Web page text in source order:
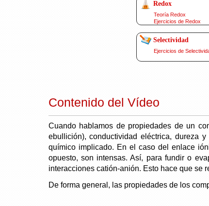
Redox
Teoría Redox
Ejercicios de Redox
Selectividad
Ejercicios de
Contenido del Vídeo
Cuando hablamos de propiedades de un
ebullición), conductividad eléctrica, dureza
químico implicado. En el caso del enlace
opuesto, son intensas. Así, para fundir o
interacciones catión-anión. Esto hace que se
De forma general, las propiedades de los